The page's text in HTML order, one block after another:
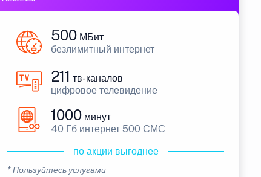
500 МБит
безлимитный интернет
211 тв-каналов
цифровое телевидение
1000 минут
40 Гб интернет 500 СМС
по акции выгоднее
* Пользуйтесь услугами